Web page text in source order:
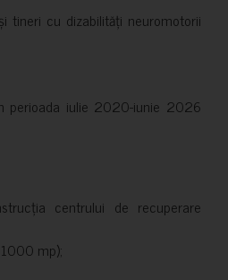
tineri cu dizabilități neuromotorii
perioada iulie 2020-iunie 2026
centrului de recuperare
1000 mp);